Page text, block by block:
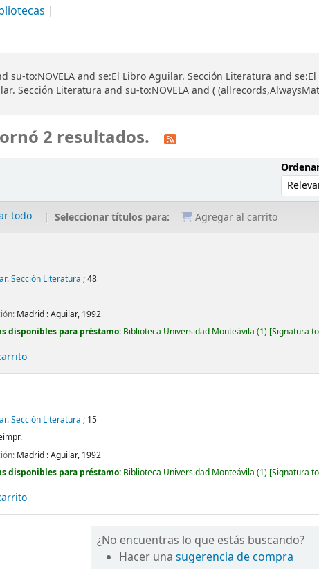
su-to:NOVELA and se:El Libro Aguilar. Sección Literatura and
Sección Literatura and su-to:NOVELA and (
2 resultados.
todo Seleccionar títulos para: Agregar al carrito
Sección Literatura ; 48
Madrid :Aguilar, 1992
disponibles para préstamo: Biblioteca Universidad Monteávila (1) Signatura
Sección Literatura ; 15
Madrid :Aguilar, 1992
disponibles para préstamo: Biblioteca Universidad Monteávila (1) Signatura
¿No encuentras lo que estás buscando?
Hacer unasugerencia de compra